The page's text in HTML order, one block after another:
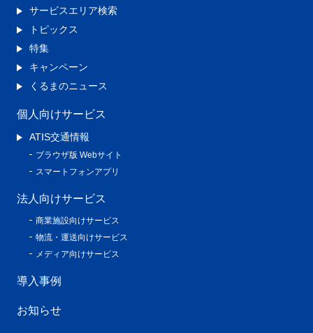
サービスエリア検索
トピックス
特集
キャンペーン
くるまのニュース
個人向けサービス
ATIS交通情報
ブラウザ版 Webサイト
スマートフォンアプリ
法人向けサービス
商業施設向けサービス
物流・運送向けサービス
メディア向けサービス
導入事例
お知らせ